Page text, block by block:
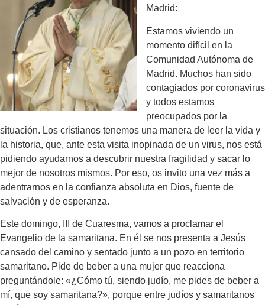
Madrid:
Estamos viviendo un
momento difícil en la
Comunidad Autónoma de
Madrid. Muchos han sido
contagiados por coronavirus
y todos estamos
preocupados por la
situación. Los cristianos tenemos una manera de leer la vida y
la historia, que, ante esta visita inopinada de un virus, nos está
pidiendo ayudarnos a descubrir nuestra fragilidad y sacar lo
mejor de nosotros mismos. Por eso, os invito una vez más a
adentrarnos en la confianza absoluta en Dios, fuente de
salvación y de esperanza.
Este domingo, III de Cuaresma, vamos a proclamar el
Evangelio de la samaritana. En él se nos presenta a Jesús
cansado del camino y sentado junto a un pozo en territorio
samaritano. Pide de beber a una mujer que reacciona
preguntándole: «¿Cómo tú, siendo judío, me pides de beber a
mí, que soy samaritana?», porque entre judíos y samaritanos